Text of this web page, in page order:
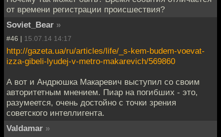
от времени регистрации происшествия?
Soviet_Bear »
#46 | 15.07.14 14:17
http://gazeta.ua/ru/articles/life/_s-kem-budem-voevat-
izza-gibeli-lyudej-v-metro-makarevich/569860
А вот и Андрюшка Макаревич выступил со своим
авторитетным мнением. Пиар на погибших - это,
разумеется, очень достойно с точки зрения
советского интеллигента.
Valdamar »